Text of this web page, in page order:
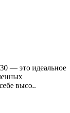
— это идеальное
высо..